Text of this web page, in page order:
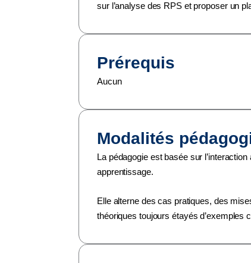
sur l’analyse des RPS et proposer un
Prérequis
Aucun
Modalités
La pédagogie est basée sur
apprentissage.
Elle alterne des cas pratiques, des
théoriques toujours étayés d’exemples